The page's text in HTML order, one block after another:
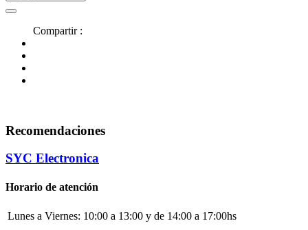
Compartir :
Recomendaciones
SYC Electronica
Horario de atención
Lunes a Viernes: 10:00 a 13:00 y de 14:00 a 17:00hs